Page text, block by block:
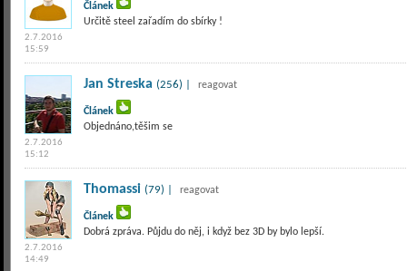
2.7.2016
15:59
Článek
Určitě steel zařadím do sbírky !
2.7.2016
15:12
Jan Streska (256) | reagovat
Článek
Objednáno,těšim se
2.7.2016
14:49
Thomassi (79) | reagovat
Článek
Dobrá zpráva. Půjdu do něj, i když bez 3D by bylo lepší.